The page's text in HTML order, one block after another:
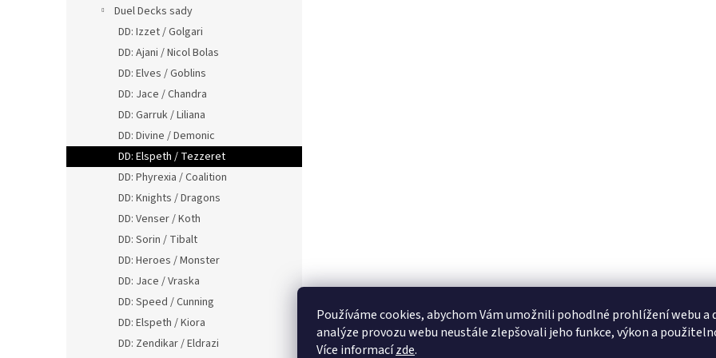
Používáme cookies, abychom Vám umožnili pohodlné prohlížení webu a
analýze provozu webu neustále zlepšovali jeho funkce, výkon a
Více informacízde.
Duel Decks sady
DD: Izzet / Golgari
DD: Ajani / Nicol Bolas
DD: Elves / Goblins
DD: Jace / Chandra
DD: Garruk / Liliana
DD: Divine / Demonic
DD: Elspeth / Tezzeret
DD: Phyrexia / Coalition
DD: Knights / Dragons
DD: Venser / Koth
DD: Sorin / Tibalt
DD: Heroes / Monster
DD: Jace / Vraska
DD: Speed / Cunning
DD: Elspeth / Kiora
DD: Zendikar / Eldrazi